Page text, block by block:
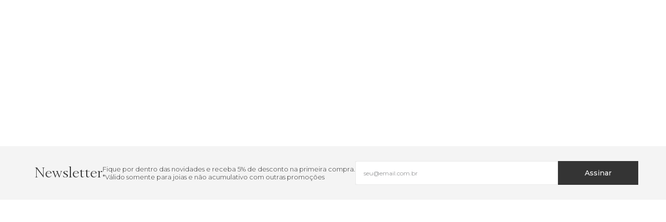
NewsletterFique por dentro das novidades e receba 5% de desconto na primeira compra.
*Válido somente para joias e não acumulativo com outras promoções
Assinar